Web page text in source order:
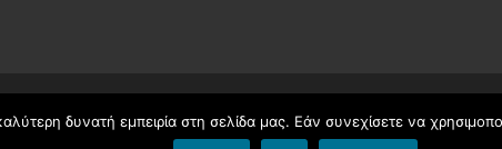
δυνατή εμπειρία στη σελίδα μας. Εάν συνεχίσετε να